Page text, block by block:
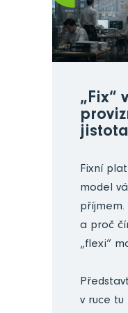
„Fix“
Fixní
model
příjmem.
a proč
„flexi“
v ruce